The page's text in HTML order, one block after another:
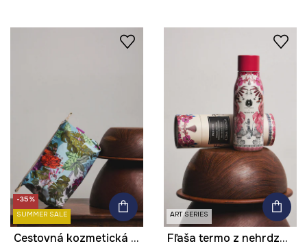
-35%
SUMMER SALE
Cestovná kozmetická taška dámska z kolekcie Ilona Tambor x Medicine
ART SERIES
Fľaša termo z nehrdzavejúcej ocele z kolekcie Ilona Tambor x Medicine